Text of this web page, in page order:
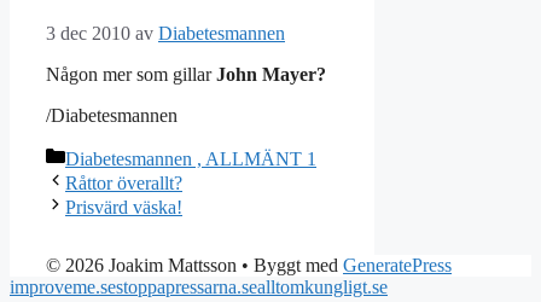
3 dec 2010 av Diabetesmannen
Någon mer som gillarJohn Mayer?
/Diabetesmannen
Kategorier
Diabetesmannen , ALLMÄNT 1
Råttor överallt?
Prisvärd väska!
© 2026 Joakim Mattsson • Byggt med GeneratePress
improveme.sestoppapressarna.sealltomkungligt.se